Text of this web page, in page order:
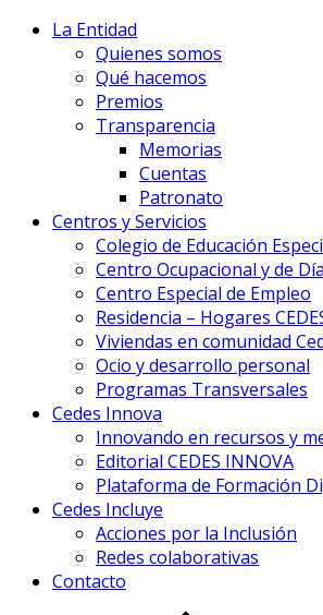
La Entidad
Quienes somos
Qué hacemos
Premios
Transparencia
Memorias
Cuentas
Patronato
Centros y Servicios
Colegio de Educación
Centro Ocupacional y de Día
Centro Especial de Empleo
Residencia – Hogares
Viviendas en comunidad
Ocio y desarrollo personal
Programas Transversales
Cedes Innova
Innovando en recursos y
Editorial CEDES INNOVA
Plataforma de Formación
Cedes Incluye
Acciones por la Inclusión
Redes colaborativas
Contacto